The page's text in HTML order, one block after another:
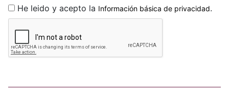
He leido y acepto la Información básica de privacidad.